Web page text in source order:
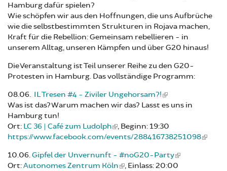
Hamburg dafür spielen?
Wie schöpfen wir aus den Hoffnungen, die uns Aufbrüche
wie die selbstbestimmten Strukturen in Rojava machen,
Kraft für die Rebellion: Gemeinsam rebellieren - in
unserem Alltag, unseren Kämpfen und über G20 hinaus!
Die Veranstaltung ist Teil unserer Reihe zu den G20-
Protesten in Hamburg. Das vollständige Programm:
08.06. IL Tresen #4 - Ziviler Ungehorsam?!
Was ist das? Warum machen wir das? Lasst es uns in
Hamburg tun!
Ort: LC 36 | Café zum Ludolph
, Beginn: 19:30
https://www.facebook.com/events/288416738251098
10.06.Gipfel der Unvernunft - #noG20-Party
Ort:Autonomes Zentrum Köln
, Einlass: 20:00